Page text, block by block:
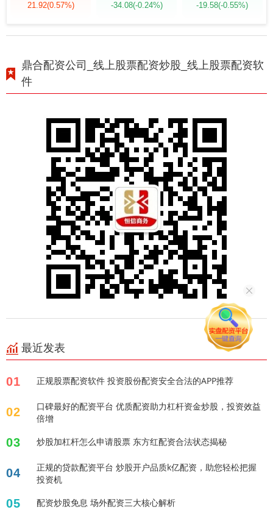
21.92(0.57%) -34.08(-0.24%) -19.58(-0.55%)
鼎合配资公司_线上股票配资炒股_线上股票配资软
件
最近发表
01 正规股票配资软件 投资股份配资安全合法的APP推荐
02
口碑最好的配资平台 优质配资助力杠杆资金炒股，投资效益
倍增
03 炒股加杠杆怎么申请股票 东方红配资合法状态揭秘
04
正规的贷款配资平台 炒股开户品质k亿配资，助您轻松把握
投资机
05 配资炒股免息 场外配资三大核心解析